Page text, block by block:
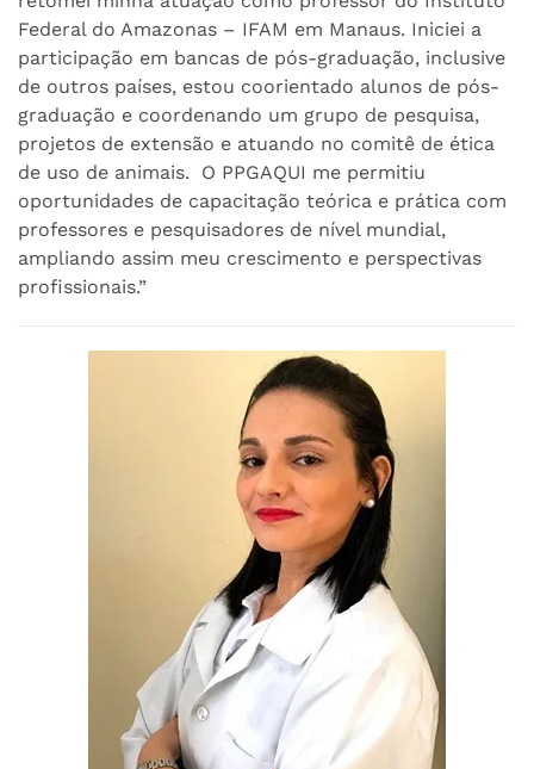
Federal do Amazonas – IFAM em Manaus. Iniciei a
participação em bancas de pós-graduação, inclusive
de outros países, estou coorientado alunos de pós-
graduação e coordenando um grupo de pesquisa,
projetos de extensão e atuando no comitê de ética
de uso de animais. O PPGAQUI me permitiu
oportunidades de capacitação teórica e prática com
professores e pesquisadores de nível mundial,
ampliando assim meu crescimento e perspectivas
profissionais.”